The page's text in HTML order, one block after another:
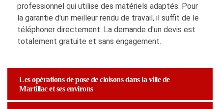
professionnel qui utilise des matériels adaptés. Pour
la garantie d'un meilleur rendu de travail, il suffit de le
téléphoner directement. La demande d'un devis est
totalement gratuite et sans engagement.
Les opérations de pose de cloisons dans la ville de
Martillac et ses environs